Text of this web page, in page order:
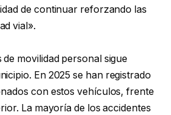
de continuar reforzando las
vial».
movilidad personal sigue
En 2025 se han registrado
con estos vehículos, frente
La mayoría de los accidentes